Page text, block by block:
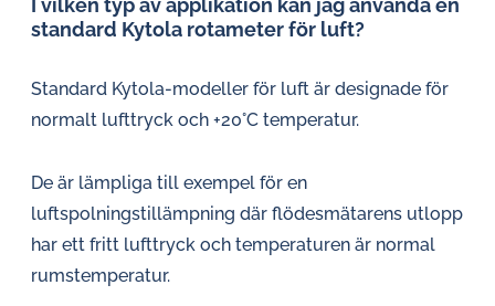
I vilken typ av applikation kan jag använda en
standard Kytola rotameter för luft?
Standard Kytola-modeller för luft är designade för
normalt lufttryck och +20°C temperatur.
De är lämpliga till exempel för en
luftspolningstillämpning där flödesmätarens utlopp
har ett fritt lufttryck och temperaturen är normal
rumstemperatur.